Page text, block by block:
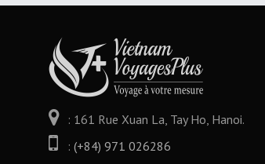
: 161 Rue Xuan La, Tay Ho, Hanoi.
: (+84) 971 026286